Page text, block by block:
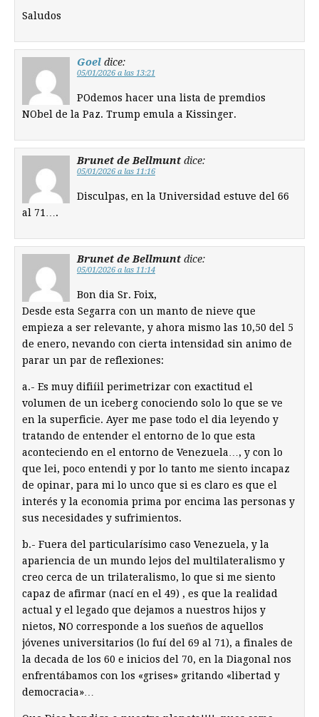
Saludos
Goel dice:
05/01/2026 a las 13:21
POdemos hacer una lista de premdios
NObel de la Paz. Trump emula a Kissinger.
Brunet de Bellmunt dice:
05/01/2026 a las 11:16
Disculpas, en la Universidad estuve del 66
al 71….
Brunet de Bellmunt dice:
05/01/2026 a las 11:14
Bon dia Sr. Foix,
Desde esta Segarra con un manto de nieve que
empieza a ser relevante, y ahora mismo las 10,50 del 5
de enero, nevando con cierta intensidad sin animo de
parar un par de reflexiones:
a.- Es muy difiíil perimetrizar con exactitud el
volumen de un iceberg conociendo solo lo que se ve
en la superficie. Ayer me pase todo el dia leyendo y
tratando de entender el entorno de lo que esta
aconteciendo en el entorno de Venezuela…, y con lo
que lei, poco entendi y por lo tanto me siento incapaz
de opinar, para mi lo unco que si es claro es que el
interés y la economia prima por encima las personas y
sus necesidades y sufrimientos.
b.- Fuera del particularísimo caso Venezuela, y la
apariencia de un mundo lejos del multilateralismo y
creo cerca de un trilateralismo, lo que si me siento
capaz de afirmar (nací en el 49) , es que la realidad
actual y el legado que dejamos a nuestros hijos y
nietos, NO corresponde a los sueños de aquellos
jóvenes universitarios (lo fuí del 69 al 71), a finales de
la decada de los 60 e inicios del 70, en la Diagonal nos
enfrentábamos con los «grises» gritando «libertad y
democracia»…